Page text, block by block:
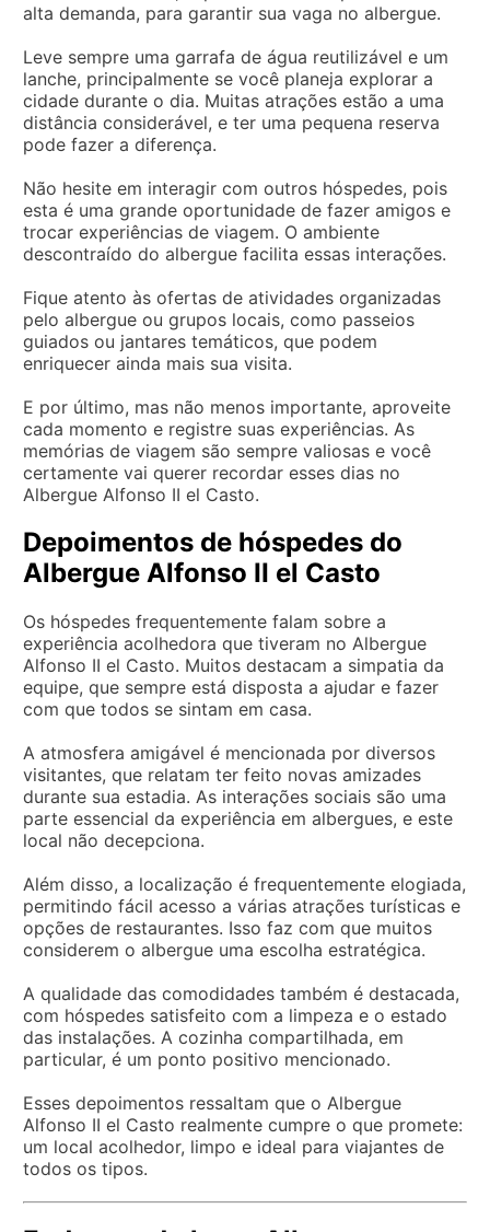
alta demanda, para garantir sua vaga no albergue.
Leve sempre uma garrafa de água reutilizável e um
lanche, principalmente se você planeja explorar a
cidade durante o dia. Muitas atrações estão a uma
distância considerável, e ter uma pequena reserva
pode fazer a diferença.
Não hesite em interagir com outros hóspedes, pois
esta é uma grande oportunidade de fazer amigos e
trocar experiências de viagem. O ambiente
descontraído do albergue facilita essas interações.
Fique atento às ofertas de atividades organizadas
pelo albergue ou grupos locais, como passeios
guiados ou jantares temáticos, que podem
enriquecer ainda mais sua visita.
E por último, mas não menos importante, aproveite
cada momento e registre suas experiências. As
memórias de viagem são sempre valiosas e você
certamente vai querer recordar esses dias no
Albergue Alfonso II el Casto.
Depoimentos de hóspedes do
Albergue Alfonso II el Casto
Os hóspedes frequentemente falam sobre a
experiência acolhedora que tiveram no Albergue
Alfonso II el Casto. Muitos destacam a simpatia da
equipe, que sempre está disposta a ajudar e fazer
com que todos se sintam em casa.
A atmosfera amigável é mencionada por diversos
visitantes, que relatam ter feito novas amizades
durante sua estadia. As interações sociais são uma
parte essencial da experiência em albergues, e este
local não decepciona.
Além disso, a localização é frequentemente elogiada,
permitindo fácil acesso a várias atrações turísticas e
opções de restaurantes. Isso faz com que muitos
considerem o albergue uma escolha estratégica.
A qualidade das comodidades também é destacada,
com hóspedes satisfeito com a limpeza e o estado
das instalações. A cozinha compartilhada, em
particular, é um ponto positivo mencionado.
Esses depoimentos ressaltam que o Albergue
Alfonso II el Casto realmente cumpre o que promete:
um local acolhedor, limpo e ideal para viajantes de
todos os tipos.